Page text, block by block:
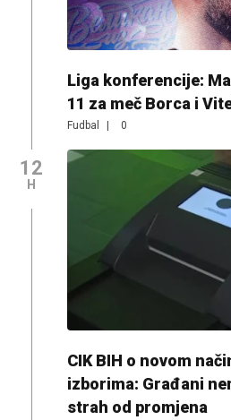
Liga konferencije:
11 za meč Borca i
Fudbal 0
12
H
CIK BIH o novom
izborima: Građani
strah od promjena